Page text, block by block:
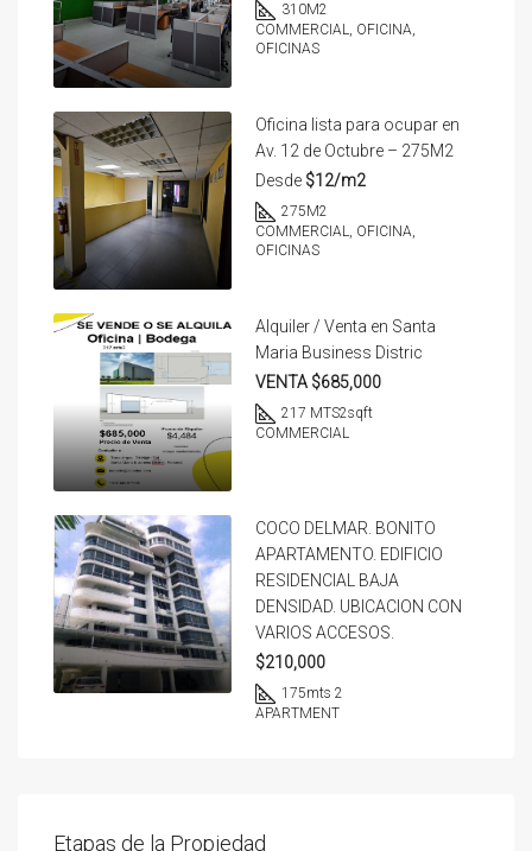
310M2
COMMERCIAL, OFICINA,
OFICINAS
Oficina lista para ocupar en
Av. 12 de Octubre – 275M2
Desde $12/m2
275M2
COMMERCIAL, OFICINA,
OFICINAS
Alquiler / Venta en Santa
Maria Business Distric
VENTA $685,000
217 MTS2sqft
COMMERCIAL
COCO DELMAR. BONITO
APARTAMENTO. EDIFICIO
RESIDENCIAL BAJA
DENSIDAD. UBICACION CON
VARIOS ACCESOS.
$210,000
175mts 2
APARTMENT
Etapas de la Propiedad